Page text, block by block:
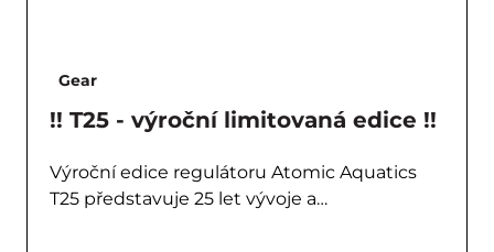
Gear
!! T25 - výroční limitovaná edice !!
Výroční edice regulátoru Atomic Aquatics
T25 představuje 25 let vývoje a…